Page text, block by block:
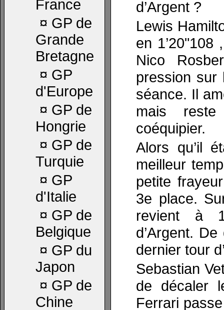
France
¤ GP de
Grande
Bretagne
¤ GP
d'Europe
¤ GP de
Hongrie
¤ GP de
Turquie
¤ GP
d'Italie
¤ GP de
Belgique
¤ GP du
Japon
¤ GP de
Chine
d’Argent ?
Lewis
en
Nico
pression sur
séance. Il
mais
coéquipier.
Alors qu’il
meilleur
petite
3e place.
revient à
d’Argent.
dernier tour
Sebastian
de décaler
Ferrari